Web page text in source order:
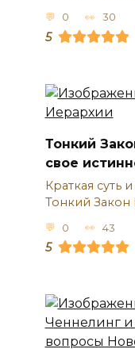
0 30
5
Тонкий
свое
Краткая суть
Тонкий
0 43
5